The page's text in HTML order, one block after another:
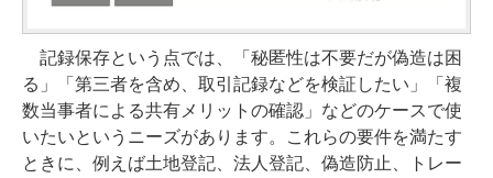
記録保存という点では、「秘匿性は不要だが偽造は困
る」「第三者を含め、取引記録などを検証したい」「複
数当事者による共有メリットの確認」などのケースで使
いたいというニーズがあります。これらの要件を満たす
ときに、例えば土地登記、法人登記、偽造防止、トレー